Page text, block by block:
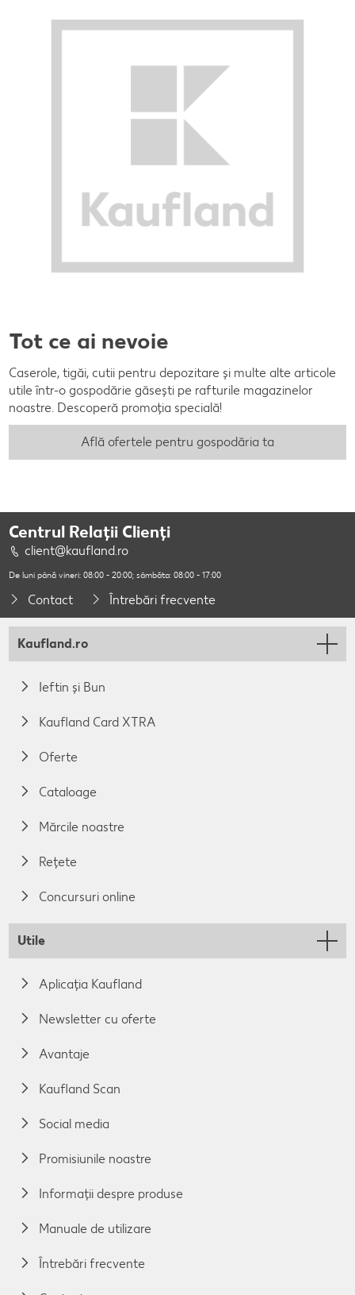
Tot ce ai nevoie
Caserole, tigăi, cutii pentru depozitare și multe alte articole
utile într-o gospodărie găsești pe rafturile magazinelor
noastre. Descoperă promoția specială!
Află ofertele pentru gospodăria ta
Centrul Relații Clienți
client@kaufland.ro
De luni până vineri: 08:00 - 20:00; sâmbăta: 08:00 - 17:00
Contact Întrebări frecvente
Kaufland.ro
Ieftin și Bun
Kaufland Card XTRA
Oferte
Cataloage
Mărcile noastre
Rețete
Concursuri online
Utile
Aplicația Kaufland
Newsletter cu oferte
Avantaje
Kaufland Scan
Social media
Promisiunile noastre
Informații despre produse
Manuale de utilizare
Întrebări frecvente